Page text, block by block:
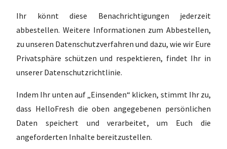
Ihr könnt diese Benachrichtigungen jederzeit
abbestellen. Weitere Informationen zum Abbestellen,
zu unseren Datenschutzverfahren und dazu, wie wir Eure
Privatsphäre schützen und respektieren, findet Ihr in
unserer Datenschutzrichtlinie.
Indem Ihr unten auf „Einsenden“ klicken, stimmt Ihr zu,
dass HelloFresh die oben angegebenen persönlichen
Daten speichert und verarbeitet, um Euch die
angeforderten Inhalte bereitzustellen.